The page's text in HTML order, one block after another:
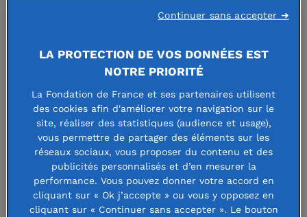
FONDATION MONSIEUR &
MADAME CLAUDE
JACQUIN
LA PROTECTION DE VOS DONNÉES EST
NOTRE PRIORITÉ
La Fondation de France et ses partenaires utilisent
des cookies afin d'améliorer votre navigation sur le
site, réaliser des statistiques (audience et usage),
vous permettre de partager des éléments sur les
réseaux sociaux, vous proposer du contenu et des
publicités personnalisés et d’en mesurer la
performance. Vous pouvez donner votre accord en
cliquant sur « Ok j’accepte » ou vous y opposez en
cliquant sur « Continuer sans accepter ». Le bouton
Continuer sans accepter ➜